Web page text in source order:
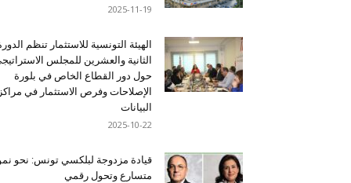
2025-11-19
الهيئة التونسية للاستثمار تنظم
الثانية والعشرين للمجلس
حول دور القطاع الخاص في بلورة
الإصلاحات وفرص الاستثمار في
البيانات
2025-10-22
قيادة مزدوجة لبلكسي تونس: نحو
متسارع وتحول رقمي